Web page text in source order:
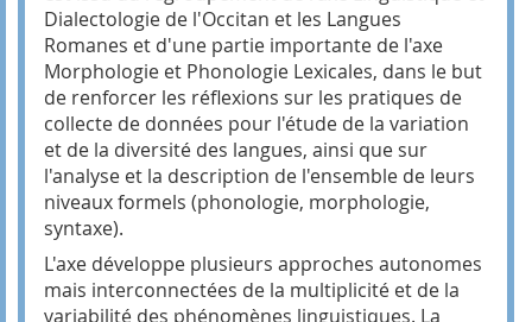
Dialectologie de l'Occitan et les Langues
Romanes et d'une partie importante de l'axe
Morphologie et Phonologie Lexicales, dans le but
de renforcer les réflexions sur les pratiques de
collecte de données pour l'étude de la variation
et de la diversité des langues, ainsi que sur
l'analyse et la description de l'ensemble de leurs
niveaux formels (phonologie, morphologie,
syntaxe).
L'axe développe plusieurs approches autonomes
mais interconnectées de la multiplicité et de la
variabilité des phénomènes linguistiques. La